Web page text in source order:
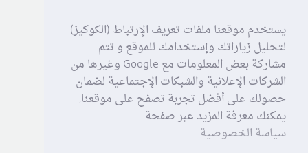
يستخدم موقعنا ملفات تعريف الإرتباط (الكوكيز)
لتحليل زياراتك وإستخدامك للموقع و تتم
مشاركة بعض المعلومات مع Google وغيرها من
الشركات الإعلانية والشبكات الإجتماعية لضمان
حصولك على أفضل تجربة تصفح على موقعنا,
يمكنك معرفة المزيد عبر صفحة
سياسة الخصوصية